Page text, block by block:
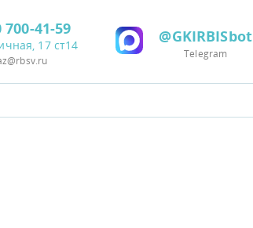
700-41-59
17 ст14 @GKIRBISbot
Telegram